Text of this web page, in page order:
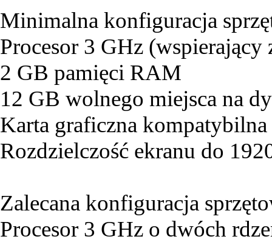
Minimalna konfiguracja
Procesor 3 GHz
2 GB pamięci RAM
12 GB wolnego miejsca na
Karta graficzna kompatybilna
Rozdzielczość ekranu do
Zalecana konfiguracja
Procesor 3 GHz o dwóch